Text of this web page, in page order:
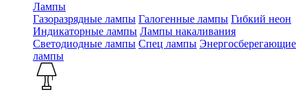
Лампы
Газоразрядные лампы Галогенные лампы Гибкий неон
Индикаторные лампы Лампы накаливания
Светодиодные лампы Спец лампы Энергосберегающие
лампы